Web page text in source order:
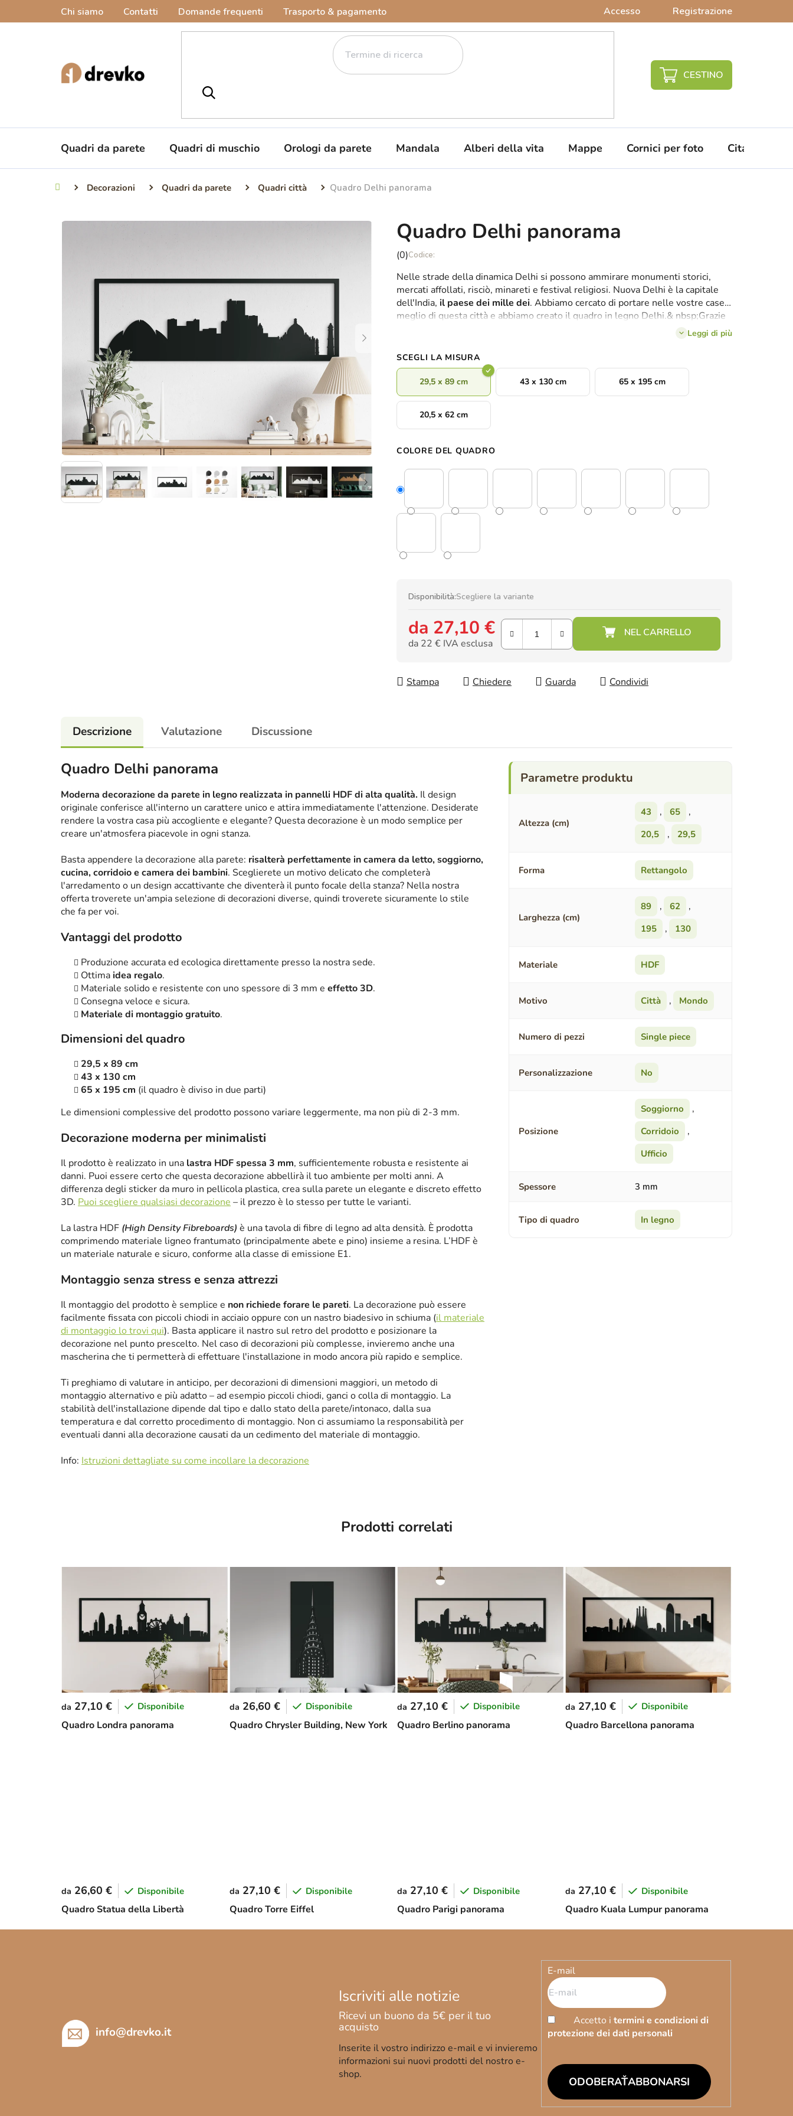
Chi siamo Contatti Domande frequenti Trasporto & pagamento Accesso Registrazione
CARRELLO
SPESA
Quadri da parete Quadri di muschio Orologi da parete Mandala Alberi della vita Mappe Cornici per foto Citazioni da
Casa Decorazioni Quadri da parete Quadri città Quadro Delhi panorama
Quadro Delhi panorama
La
media
del
prodotto
è
5
stelle.
(0)
Nelle strade della dinamica Delhi si possono ammirare monumenti storici,
mercati affollati, risciò, minareti e festival religiosi. Nuova Delhi è la capitale
dell'India, il paese dei mille dei. Abbiamo cercato di portare nelle vostre case il
meglio di questa città e abbiamo creato il quadro in legno Delhi.& nbsp;Grazie
, questa decorazione è perfetta per riempire lo
Leggi di più
SCEGLI LA MISURA
29,5 x 89 cm 43 x 130 cm 65 x 195 cm
20,5 x 62 cm
COLORE DEL QUADRO
Disponibilità:Scegliere la variante
da 27,10 €
da 22 € IVA esclusa
Stampa
Chiedere Guarda Condividi
Descrizione Valutazione Discussione
Quadro Delhi panorama
Moderna decorazione da parete in legno realizzata in pannelli HDF di alta qualità. Il design
originale conferisce all'interno un carattere unico e attira immediatamente l'attenzione. Desiderate
rendere la vostra casa più accogliente e elegante? Questa decorazione è un modo semplice per
creare un'atmosfera piacevole in ogni stanza.
Basta appendere la decorazione alla parete: risalterà perfettamente in camera da letto, soggiorno,
cucina, corridoio e camera dei bambini. Sceglierete un motivo delicato che completerà
l'arredamento o un design accattivante che diventerà il punto focale della stanza? Nella nostra
offerta troverete un'ampia selezione di decorazioni diverse, quindi troverete sicuramente lo stile
che fa per voi.
Vantaggi del prodotto
Produzione accurata ed ecologica direttamente presso la nostra sede.
Ottimaidea regalo.
Materiale solido e resistente con uno spessore di 3 mm e effetto 3D.
Consegna veloce e sicura.
Materiale di montaggio gratuito.
Dimensioni del quadro
29,5 x 89 cm
43 x 130 cm
65 x 195 cm (il quadro è diviso in due parti)
Le dimensioni complessive del prodotto possono variare leggermente, ma non più di 2-3 mm.
Decorazione moderna per minimalisti
Il prodotto è realizzato in una lastra HDF spessa 3 mm, sufficientemente robusta e resistente ai
danni. Puoi essere certo che questa decorazione abbellirà il tuo ambiente per molti anni. A
differenza degli sticker da muro in pellicola plastica, crea sulla parete un elegante e discreto effetto
3D. Puoi scegliere qualsiasi decorazione – il prezzo è lo stesso per tutte le varianti.
La lastra HDF (High Density Fibreboards) è una tavola di fibre di legno ad alta densità. È prodotta
comprimendo materiale ligneo frantumato (principalmente abete e pino) insieme a resina. L’HDF è
un materiale naturale e sicuro, conforme alla classe di emissione E1.
Montaggio senza stress e senza attrezzi
Il montaggio del prodotto è semplice e non richiede forare le pareti. La decorazione può essere
facilmente fissata con piccoli chiodi in acciaio oppure con un nastro biadesivo in schiuma (il materiale
di montaggio lo trovi qui). Basta applicare il nastro sul retro del prodotto e posizionare la
decorazione nel punto prescelto. Nel caso di decorazioni più complesse, invieremo anche una
mascherina che ti permetterà di effettuare l'installazione in modo ancora più rapido e semplice.
Ti preghiamo di valutare in anticipo, per decorazioni di dimensioni maggiori, un metodo di
montaggio alternativo e più adatto – ad esempio piccoli chiodi, ganci o colla di montaggio. La
stabilità dell'installazione dipende dal tipo e dallo stato della parete/intonaco, dalla sua
temperatura e dal corretto procedimento di montaggio. Non ci assumiamo la responsabilità per
eventuali danni alla decorazione causati da un cedimento del materiale di montaggio.
Info: Istruzioni dettagliate su come incollare la decorazione
Altezza (cm)
43 , 65
,
20,5
, 29,5
Forma Rettangolo
Larghezza (cm)
89 , 62
,
195
, 130
Materiale HDF
Motivo Città , Mondo
Numero di pezzi Single piece
Personalizzazione No
Posizione
Soggiorno
,
Corridoio
,
Ufficio
Spessore 3 mm
Tipo di quadro In legno
Prodotti correlati
Quadro Londra panorama
da 27,10 € Disponibile
Quadro Chrysler Building, New York
da 26,60 € Disponibile
Quadro Berlino panorama
da 27,10 € Disponibile
Quadro Barcellona panorama
da 27,10 € Disponibile
Quadro Statua della Libertà
da 26,60 € Disponibile
Quadro Torre Eiffel
da 27,10 € Disponibile
Quadro Parigi panorama
da 27,10 € Disponibile
Quadro Kuala Lumpur panorama
da 27,10 € Disponibile
info@drevko.it
Inserite il vostro indirizzo e-mail e vi invieremo
informazioni sui nuovi prodotti del nostro e-
shop.
E-mail
Accetto i termini e condizioni di
protezione dei dati personali
ABBONARSI